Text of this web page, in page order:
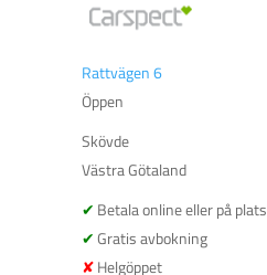
Rattvägen 6
Öppen
Skövde
Västra Götaland
Betala online eller på plats
Gratis avbokning
Helgöppet